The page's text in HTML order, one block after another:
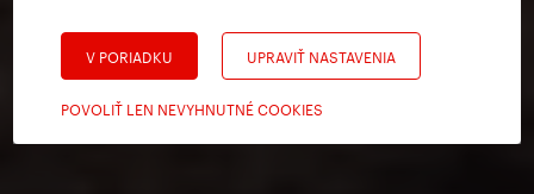
V PORIADKU UPRAVIŤ NASTAVENIA
POVOLIŤ LEN NEVYHNUTNÉ COOKIES